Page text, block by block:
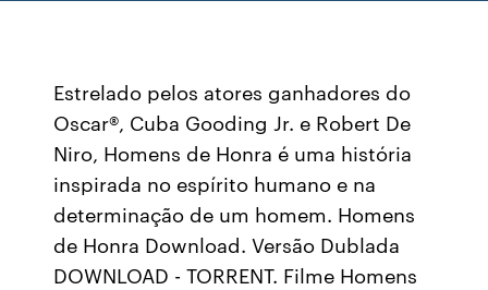
Estrelado pelos atores ganhadores do
Oscar®, Cuba Gooding Jr. e Robert De
Niro, Homens de Honra é uma história
inspirada no espírito humano e na
determinação de um homem. Homens
de Honra Download. Versão Dublada
DOWNLOAD - TORRENT. Filme Homens